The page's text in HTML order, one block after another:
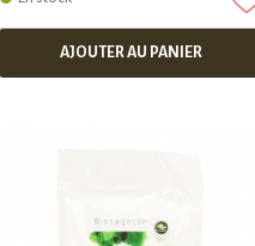
AJOUTER AU PANIER